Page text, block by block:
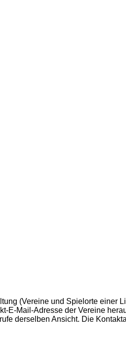
(Vereine und Spielorte einer
Mail-Adresse der Vereine
derselben Ansicht. Die